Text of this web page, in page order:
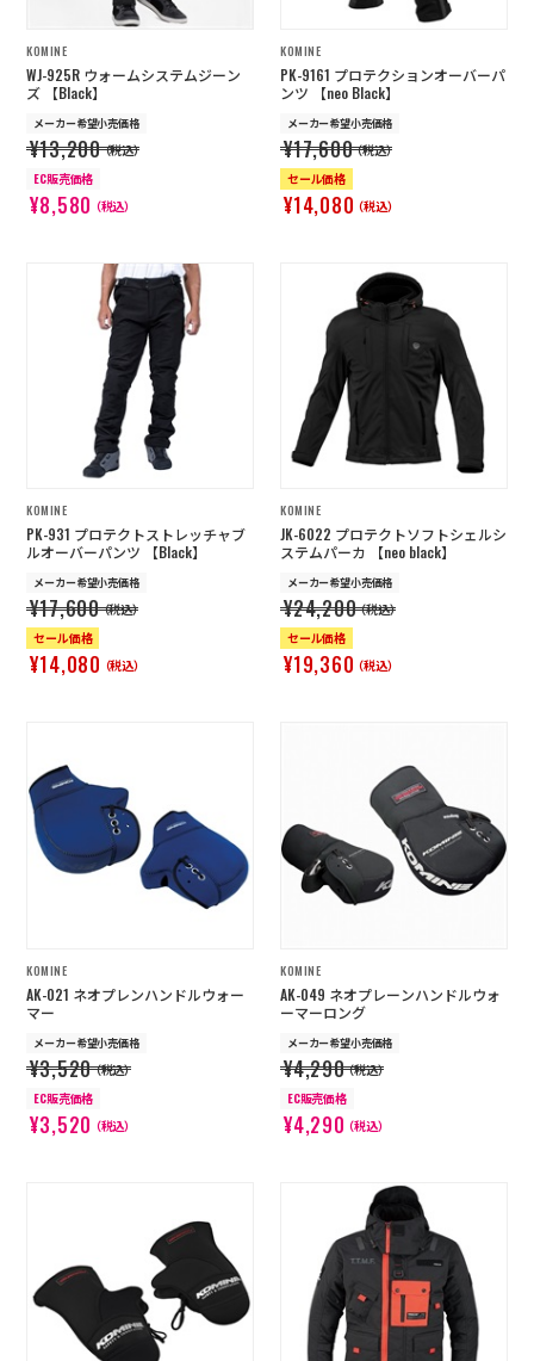
KOMINE
WJ-925R ウォームシステムジーン
ズ 【Black】
メーカー希望小売価格
¥13,200（税込）
EC販売価格
¥8,580（税込）
KOMINE
PK-9161 プロテクションオーバーパ
ンツ 【neo Black】
メーカー希望小売価格
¥17,600（税込）
セール価格
¥14,080（税込）
KOMINE
PK-931 プロテクトストレッチャブ
ルオーバーパンツ 【Black】
メーカー希望小売価格
¥17,600（税込）
セール価格
¥14,080（税込）
KOMINE
JK-6022 プロテクトソフトシェルシ
ステムパーカ 【neo black】
メーカー希望小売価格
¥24,200（税込）
セール価格
¥19,360（税込）
KOMINE
AK-021 ネオプレンハンドルウォー
マー
メーカー希望小売価格
¥3,520（税込）
EC販売価格
¥3,520（税込）
KOMINE
AK-049 ネオプレーンハンドルウォ
ーマーロング
メーカー希望小売価格
¥4,290（税込）
EC販売価格
¥4,290（税込）